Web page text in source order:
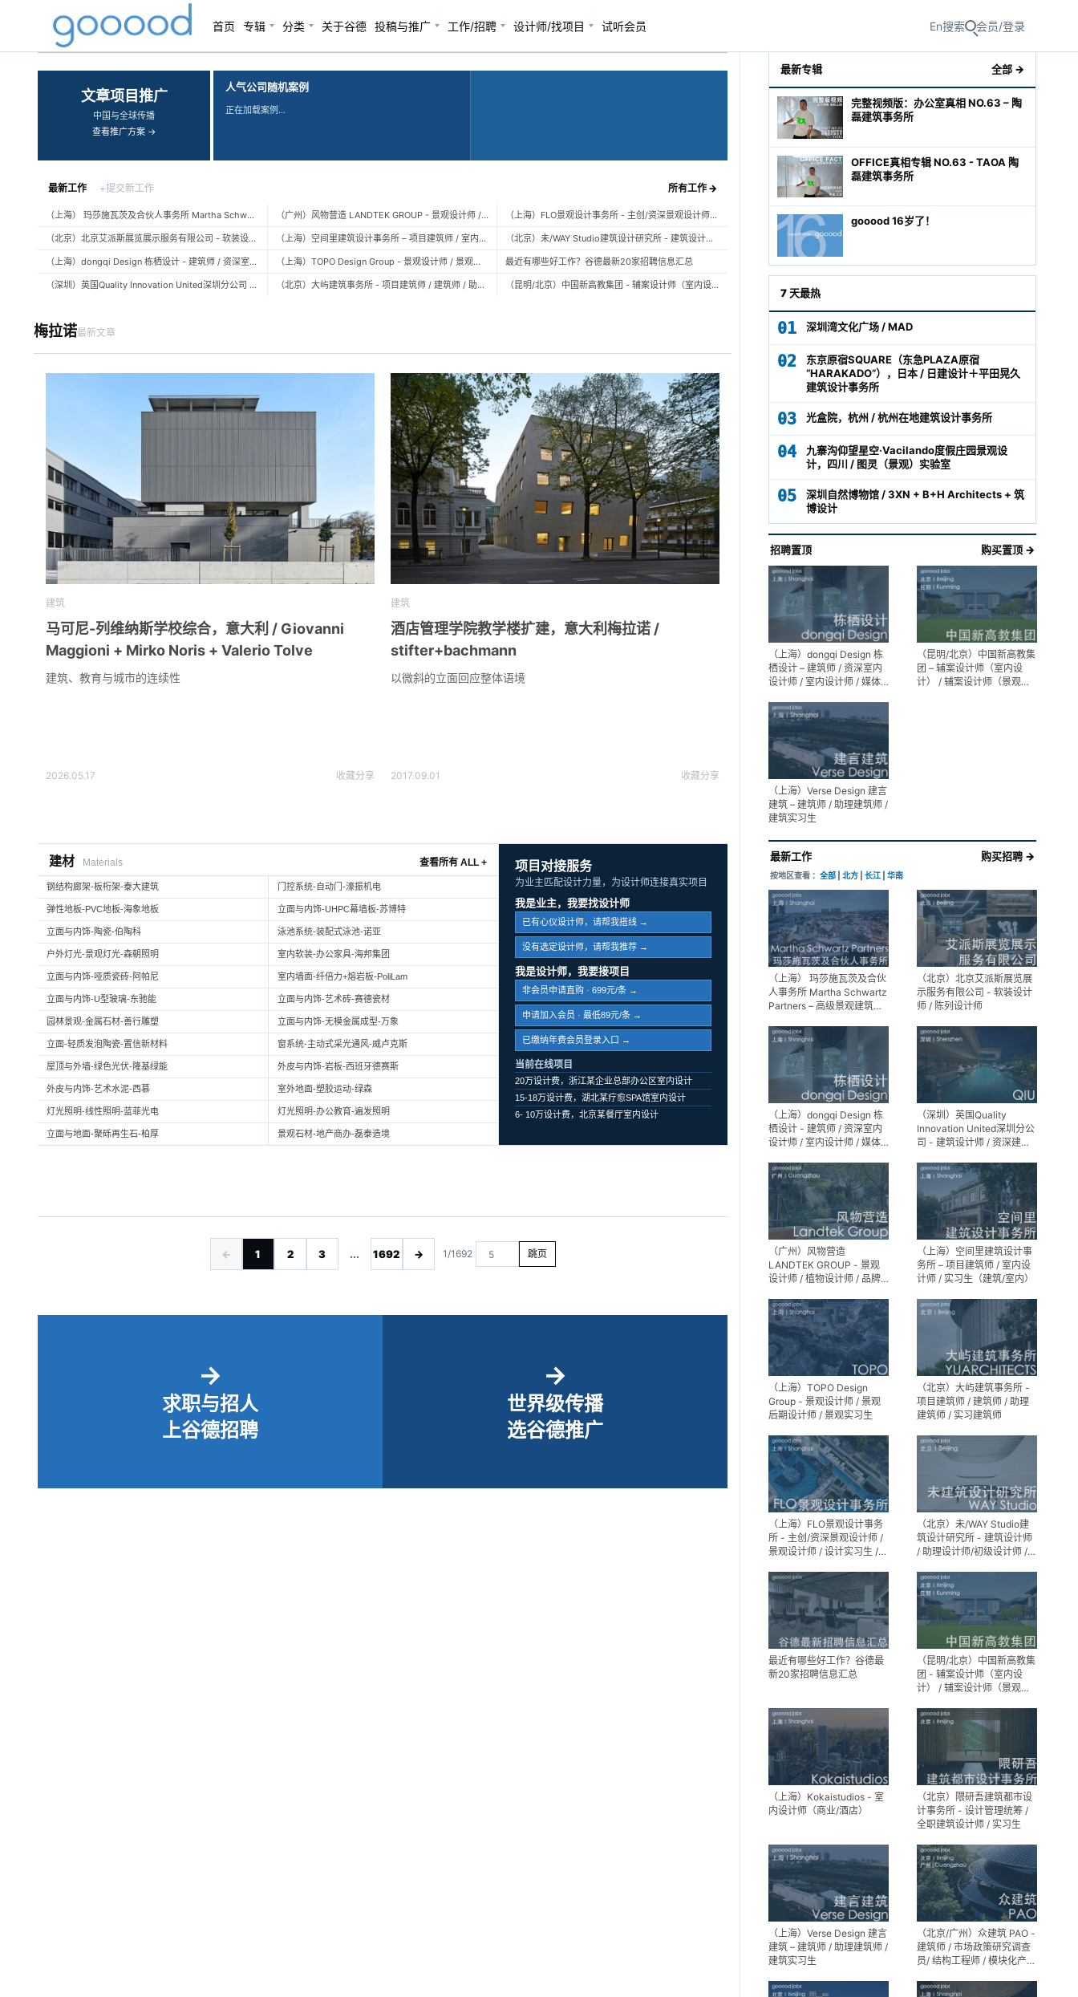
首页 专辑 分类 关于谷德 投稿与推广 工作/招聘 设计师/找项目 试听会员 En搜索 会员/登录
‹ ›
文章项目推广
中国与全球传播
查看推广方案 →
人气公司随机案例
正在加载案例…
最新工作 +提交新工作 所有工作 →
（上海） 玛莎施瓦茨及合伙人事务所 Martha Schwartz Partners – 高级景观建筑师 Senior Landscape Designer / 景观建筑师 Landscape Designer
（北京）北京艾派斯展览展示服务有限公司 - 软装设计师 / 陈列设计师
（上海）dongqi Design 栋栖设计 - 建筑师 / 资深室内设计师 / 室内设计师 / 媒体及公共关系主管 / 设计实习生（常年招聘）
（深圳）英国Quality Innovation United深圳分公司 - 建筑设计师 / 资深建筑设计师 / 室内设计师 / 设计实习生
（广州）风物营造 LANDTEK GROUP - 景观设计师 / 植物设计师 / 品牌运营 / 实习生
（上海）空间里建筑设计事务所 – 项目建筑师 / 室内设计师 / 实习生（建筑/室内）
（上海）TOPO Design Group - 景观设计师 / 景观后期设计师 / 景观实习生
（北京）大屿建筑事务所 - 项目建筑师 / 建筑师 / 助理建筑师 / 实习建筑师
（上海）FLO景观设计事务所 - 主创/资深景观设计师 / 景观设计师 / 设计实习生 / 商务行政助理 / 助理施工图设计师
（北京）未/WAY Studio建筑设计研究所 - 建筑设计师 / 助理设计师/初级设计师 / 实习生 / 办公室行政与商务助理
最近有哪些好工作？谷德最新20家招聘信息汇总
（昆明/北京）中国新高教集团 - 辅案设计师（室内设计） / 辅案设计师（景观设计）/ 生活空间组长/教学空间组长 / 平面设计高级经理 / 展陈设计高级经理
梅拉诺最新文章
建筑
马可尼-列维纳斯学校综合，意大利 / Giovanni
Maggioni + Mirko Noris + Valerio Tolve
建筑、教育与城市的连续性
2026.05.17 收藏分享
建筑
酒店管理学院教学楼扩建，意大利梅拉诺 /
stifter+bachmann
以微斜的立面回应整体语境
2017.09.01 收藏分享
建材 Materials 查看所有 ALL +
钢结构廊架-板桁架-泰大建筑 门控系统-自动门-濠振机电
弹性地板-PVC地板-海象地板 立面与内饰-UHPC幕墙板-苏博特
立面与内饰-陶瓷-伯陶科 泳池系统-装配式泳池-诺亚
户外灯光-景观灯光-森朝照明 室内软装-办公家具-海邦集团
立面与内饰-哑质瓷砖-阿帕尼 室内墙面-纤倍力+熔岩板-PoliLam
立面与内饰-U型玻璃-东驰能 立面与内饰-艺术砖-赛德瓷材
园林景观-金属石材-善行雕塑 立面与内饰-无模金属成型-万象
立面-轻质发泡陶瓷-置信新材料 窗系统-主动式采光通风-威卢克斯
屋顶与外墙-绿色光伏-隆基绿能 外皮与内饰-岩板-西班牙德赛斯
外皮与内饰-艺术水泥-西慕 室外地面-塑胶运动-绿森
灯光照明-线性照明-蓝菲光电 灯光照明-办公教育-遍发照明
立面与地面-聚砾再生石-柏厚 景观石材-地产商办-磊泰造境
项目对接服务
为业主匹配设计力量，为设计师连接真实项目
我是业主，我要找设计师
已有心仪设计师，请帮我搭线 →
没有选定设计师，请帮我推荐 →
我是设计师，我要接项目
非会员申请直购 · 699元/条 →
申请加入会员 · 最低89元/条 →
已缴纳年费会员登录入口 →
当前在线项目
20万设计费，浙江某企业总部办公区室内设计
15-18万设计费，湖北某疗愈SPA馆室内设计
6- 10万设计费，北京某餐厅室内设计
← 1 2 3 ... 1692 → 1/1692 跳页
→
求职与招人
上谷德招聘
→
世界级传播
选谷德推广
最新专辑 全部 →
完整视频版：办公室真相 NO.63 – 陶
磊建筑事务所
OFFICE真相专辑 NO.63 - TAOA 陶
磊建筑事务所
gooood 16岁了！
7 天最热
01 深圳湾文化广场 / MAD
02
东京原宿SQUARE（东急PLAZA原宿
“HARAKADO”），日本 / 日建设计＋平田晃久
建筑设计事务所
03 光盒院，杭州 / 杭州在地建筑设计事务所
04
九寨沟仰望星空·Vacilando度假庄园景观设
计，四川 / 图灵（景观）实验室
05
深圳自然博物馆 / 3XN + B+H Architects + 筑
博设计
招聘置顶 购买置顶 →
（上海）dongqi Design 栋
栖设计 – 建筑师 / 资深室内
设计师 / 室内设计师 / 媒体
生（常年招聘）
（昆明/北京）中国新高教集
团 – 辅案设计师（室内设
计） / 辅案设计师（景观设
（上海）Verse Design 建言
建筑 – 建筑师 / 助理建筑师 /
建筑实习生
最新工作 购买招聘 →
按地区查看 ： 全部 北方 长江 华南
（上海） 玛莎施瓦茨及合伙
人事务所 Martha Schwartz
Partners – 高级景观建筑师
Designer / 景观建筑师
Landscape Designer
（北京）北京艾派斯展览展
示服务有限公司 - 软装设计
师 / 陈列设计师
（上海）dongqi Design 栋
栖设计 - 建筑师 / 资深室内
设计师 / 室内设计师 / 媒体
生（常年招聘）
（深圳）英国Quality
Innovation United深圳分公
司 - 建筑设计师 / 资深建筑
实习生
（广州）风物营造
LANDTEK GROUP - 景观
设计师 / 植物设计师 / 品牌
（上海）空间里建筑设计事
务所 – 项目建筑师 / 室内设
计师 / 实习生（建筑/室内）
（上海）TOPO Design
Group - 景观设计师 / 景观
后期设计师 / 景观实习生
（北京）大屿建筑事务所 -
项目建筑师 / 建筑师 / 助理
建筑师 / 实习建筑师
（上海）FLO景观设计事务
所 - 主创/资深景观设计师 /
景观设计师 / 设计实习生 /
设计师
（北京）未/WAY Studio建
筑设计研究所 - 建筑设计师
/ 助理设计师/初级设计师 /
助理
最近有哪些好工作？谷德最
新20家招聘信息汇总
（昆明/北京）中国新高教集
团 - 辅案设计师（室内设
计） / 辅案设计师（景观设
间组长 / 平面设计高级经理 /
展陈设计高级经理
（上海）Kokaistudios - 室
内设计师（商业/酒店）
（北京）隈研吾建筑都市设
计事务所 - 设计管理统筹 /
全职建筑设计师 / 实习生
（上海）Verse Design 建言
建筑 – 建筑师 / 助理建筑师 /
建筑实习生
（北京/广州）众建筑 PAO -
建筑师 / 市场政策研究调查
员/ 结构工程师 / 模块化产品
师 / 机电工程师 / 实习生